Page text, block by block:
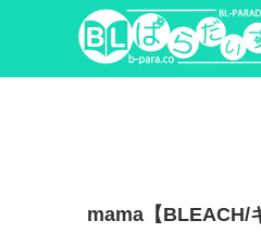
mama【BLEACH/